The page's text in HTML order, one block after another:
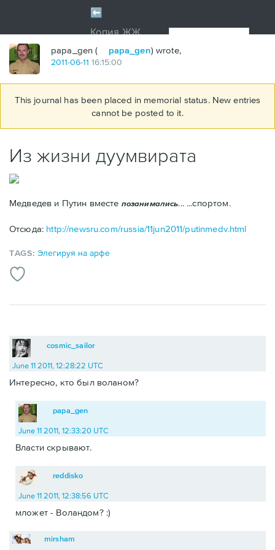
papa_gen ( papa_gen) wrote,
2011-06-11 16:15:00
This journal has been placed in memorial status. New entries
cannot be posted to it.
Из жизни дуумвирата
Медведев и Путин вместе позанимались... ...спортом.
Отсюда: http://newsru.com/russia/11jun2011/putinmedv.html
TAGS:Элегируя на арфе
cosmic_sailor
June 11 2011, 12:28:22 UTC
Интересно, кто был воланом?
papa_gen
June 11 2011, 12:33:20 UTC
Власти скрывают.
reddisko
June 11 2011, 12:38:56 UTC
мложет - Воландом? :)
mirsham